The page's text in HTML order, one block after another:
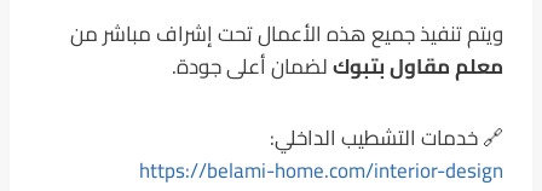
ويتم تنفيذ جميع هذه الأعمال تحت إشراف مباشر من
معلم مقاول بتبوكلضمان أعلى جودة.
🔗 خدمات التشطيب الداخلي:
https://belami-home.com/interior-design